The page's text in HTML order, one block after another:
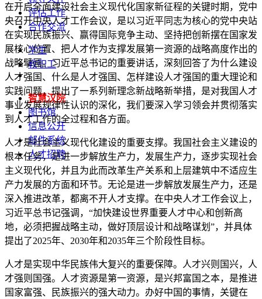
评估工作
合作交流
学生
教职工
智慧汉院
图书馆
信息公开
邮件系统
人才招聘
在开启全面建设社会主义现代化国家新征程的关键时期，党中
央召开中央人才工作会议，是以习近平同志为核心的党中央站
在实现民族振兴、赢得国际竞争主动、坚持把创新摆在国家发
展核心位置、把人才作为支撑发展第一资源的战略高度作出的
战略擘画。习近平总书记的重要讲话，深刻回答了为什么建设
人才强国、什么是人才强国、怎样建设人才强国的重大理论和
实践问题，提出了一系列新理念新战略新举措，是对我国人才
事业发展规律性认识的深化，我们要深入学习领会并贯彻落实
到人才工作的全过程和各方面。
人才是社会主义现代化建设的重要支撑。我国社会主义建设的
根本任务，是进一步解放生产力，发展生产力，逐步实现社会
主义现代化，并且为此而改革生产关系和上层建筑中不适应生
产力发展的方面和环节。无论是进一步解放发展生产力，还是
深入推进改革，都离不开人才支撑。在中央人才工作会议上，
习近平总书记强调，“加快建设世界重要人才中心和创新高
地，必须把握战略主动，做好顶层设计和战略谋划”，并具体
提出了2025年、2030年和2035年三个阶段性目标。
人才是实现中华民族伟大复兴的重要保障。人才兴则国兴，人
才强则国强。人才资源是第一资源，是兴邦富国之本，是推进
国家富强、民族振兴的强大动力。办好中国的事情，关键在